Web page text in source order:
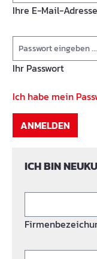
Ihre E-Mail-Adresse
Ihr Passwort
Ich habe mein
ANMELDEN
ICH BIN